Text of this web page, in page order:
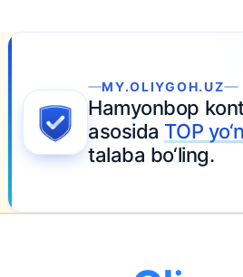
kontrakt
TOP yo‘nalishlarda
bo‘ling.